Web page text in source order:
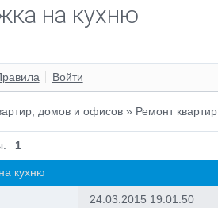
на кухню
Войти
домов и офисов » Ремонт квартир
1
кухню
24.03.2015 19:01:50